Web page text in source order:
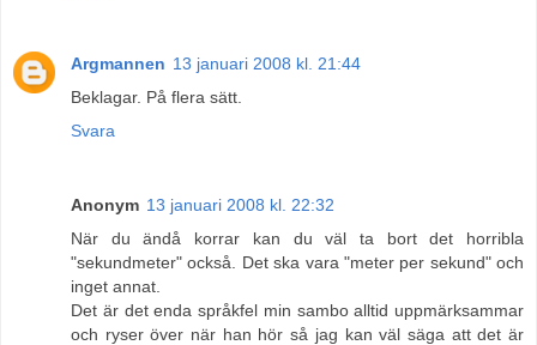
Argmannen 13 januari 2008 kl. 21:44
Beklagar. På flera sätt.
Svara
Anonym 13 januari 2008 kl. 22:32
När du ändå korrar kan du väl ta bort det horribla
"sekundmeter" också. Det ska vara "meter per sekund" och
inget annat.
Det är det enda språkfel min sambo alltid uppmärksammar
och ryser över när han hör så jag kan väl säga att det är